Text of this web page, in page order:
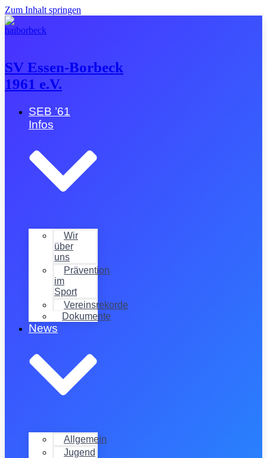
Zum Inhalt springen
SV Essen-Borbeck
1961 e.V.
SEB ’61
Infos
Wir
über
uns
Prävention
im
Sport
Vereinsrekorde
Dokumente
News
Allgemein
Jugend